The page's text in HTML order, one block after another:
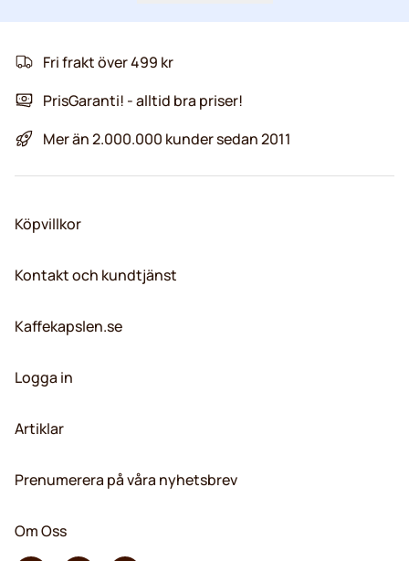
Fri frakt över 499 kr
PrisGaranti! - alltid bra priser!
Mer än 2.000.000 kunder sedan 2011
Köpvillkor
Kontakt och kundtjänst
Kaffekapslen.se
Logga in
Artiklar
Prenumerera på våra nyhetsbrev
Om Oss